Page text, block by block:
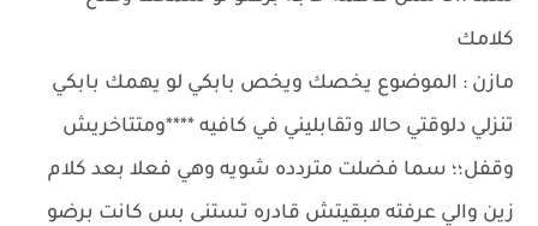
كلامك
مازن : الموضوع يخصك ويخص بابكي لو يهمك بابكي
تنزلي دلوقتي حالا وتقابليني في كافيه ****ومتتاخريش
وقفل؛؛ سما فضلت متردده شويه وهي فعلا بعد كلام
زين والي عرفته مبقيتش قادره تستنى بس كانت برضو